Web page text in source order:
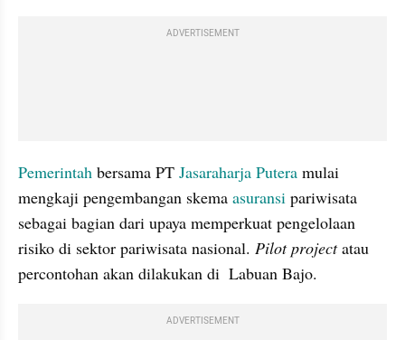
ADVERTISEMENT
Pemerintah bersama PT Jasaraharja Putera mulai
mengkaji pengembangan skema asuransi pariwisata
sebagai bagian dari upaya memperkuat pengelolaan
risiko di sektor pariwisata nasional. Pilot project atau
percontohan akan dilakukan di  Labuan Bajo.
ADVERTISEMENT